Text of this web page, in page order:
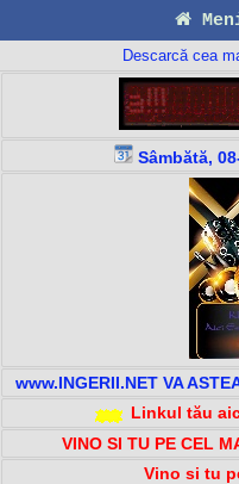
Descarcă cea
Sâmbătă,
www.INGERII.NET VA
Linkul tău
VINO SI TU PE CEL
Vino si tu